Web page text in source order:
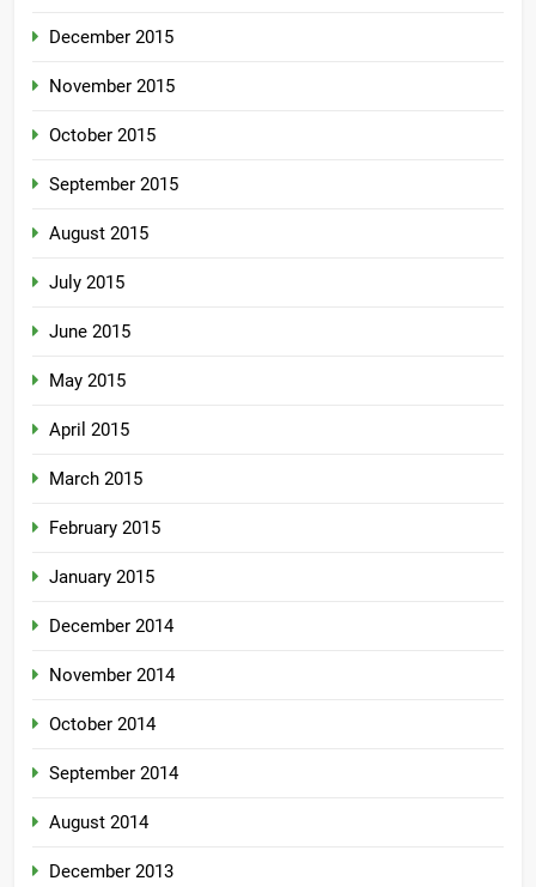
December 2015
November 2015
October 2015
September 2015
August 2015
July 2015
June 2015
May 2015
April 2015
March 2015
February 2015
January 2015
December 2014
November 2014
October 2014
September 2014
August 2014
December 2013